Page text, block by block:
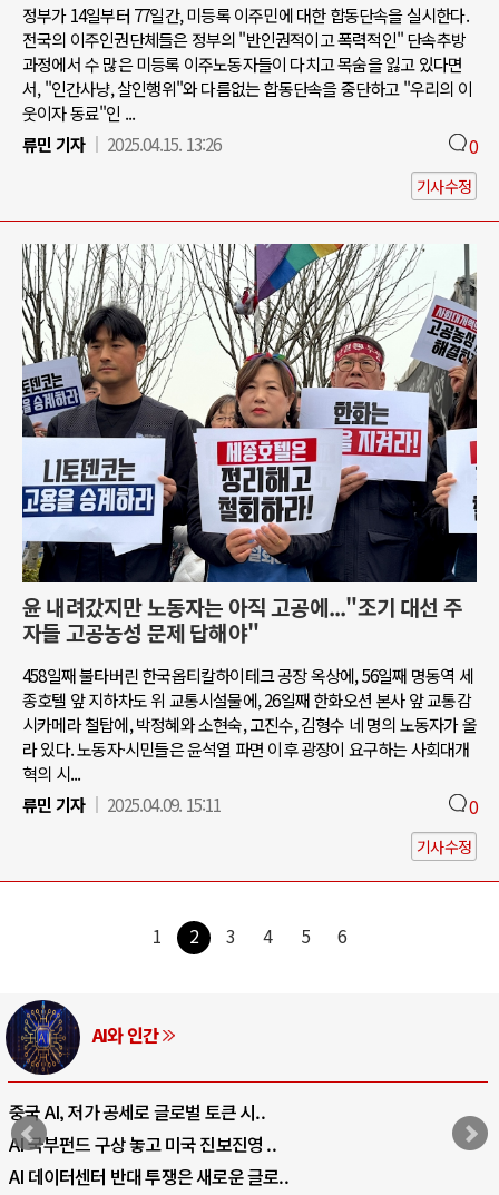
정부가 14일부터 77일간, 미등록 이주민에 대한 합동단속을 실시한다.
전국의 이주인권단체들은 정부의 "반인권적이고 폭력적인" 단속추방
과정에서 수 많은 미등록 이주노동자들이 다치고 목숨을 잃고 있다면
서, "인간사냥, 살인행위"와 다름없는 합동단속을 중단하고 "우리의 이
웃이자 동료"인 ...
류민 기자
2025.04.15. 13:26 0
기사수정
윤 내려갔지만 노동자는 아직 고공에..."조기 대선 주
자들 고공농성 문제 답해야"
458일째 불타버린 한국옵티칼하이테크 공장 옥상에, 56일째 명동역 세
종호텔 앞 지하차도 위 교통시설물에, 26일째 한화오션 본사 앞 교통감
시카메라 철탑에, 박정혜와 소현숙, 고진수, 김형수 네 명의 노동자가 올
라 있다. 노동자·시민들은 윤석열 파면 이후 광장이 요구하는 사회대개
혁의 시...
류민 기자
2025.04.09. 15:11 0
기사수정
1 2 3 4 5 6
AI와 인간
중국 AI, 저가 공세로 글로벌 토큰 시..
AI 국부펀드 구상 놓고 미국 진보진영 ..
AI 데이터센터 반대 투쟁은 새로운 글로..